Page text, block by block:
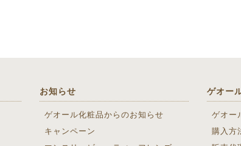
お知らせ
ゲオール化粧品からのお知らせ
キャンペーン
ゲオー
ゲオー
購入方